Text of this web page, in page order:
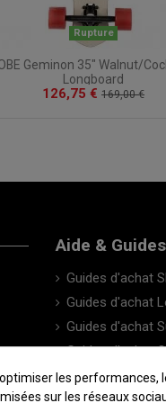
Rupture
Geminon 35" Walnut/
Longboard
126,75 € 169,00 €
Aide & Guides
Guides d'achat
Guides d'achat
Guides d'achat
Guides d'achat
Le Blog
les
sur les réseaux